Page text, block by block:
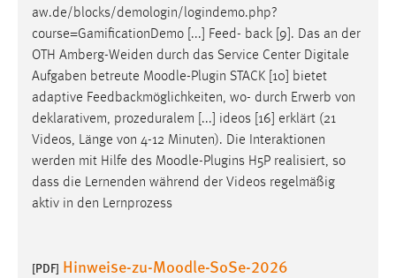
aw.de/blocks/demologin/logindemo.php?
course=GamificationDemo [...] Feed- back [9]. Das an der
OTH Amberg-Weiden durch das Service Center Digitale
Aufgaben betreute Moodle-Plugin STACK [10] bietet
adaptive Feedbackmöglichkeiten, wo- durch Erwerb von
deklarativem, prozeduralem [...] ideos [16] erklärt (21
Videos, Länge von 4-12 Minuten). Die Interaktionen
werden mit Hilfe des Moodle-Plugins H5P realisiert, so
dass die Lernenden während der Videos regelmäßig
aktiv in den Lernprozess
[PDF] Hinweise-zu-Moodle-SoSe-2026
Zweck:
Für performante Seitenauslieferung wird in diesem Cookie
gespeichert, ob man eingeloggt ist.
Sprachpräferenz
Name:
site-language-preference
Zweck:
Das Cookie speichert die gewählte Sprache der Website.
30 Tage